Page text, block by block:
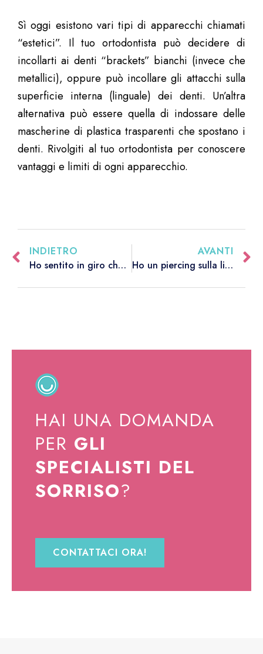
Sì oggi esistono vari tipi di apparecchi chiamati
“estetici”. Il tuo ortodontista può decidere di
incollarti ai denti “brackets” bianchi (invece che
metallici), oppure può incollare gli attacchi sulla
superficie interna (linguale) dei denti. Un’altra
alternativa può essere quella di indossare delle
mascherine di plastica trasparenti che spostano i
denti. Rivolgiti al tuo ortodontista per conoscere
vantaggi e limiti di ogni apparecchio.
INDIETRO
Ho sentito in giro che posso allineare i miei denti in soli due o tre appuntamenti. E’ possibile?
AVANTI
Ho un piercing sulla lingua e sulle labbra, può creare problemi al mio apparecchio?
HAI UNA DOMANDA
PER GLI
SPECIALISTI DEL
SORRISO?
CONTATTACI ORA!